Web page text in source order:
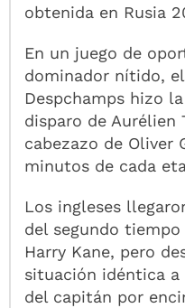
obtenida en Rusia
En un juego de
dominador nítido,
Despchamps hizo
disparo de Aurélien
cabezazo de Oliver
minutos de cada
Los ingleses
del segundo
Harry Kane, pero
situación idéntica
del capitán por